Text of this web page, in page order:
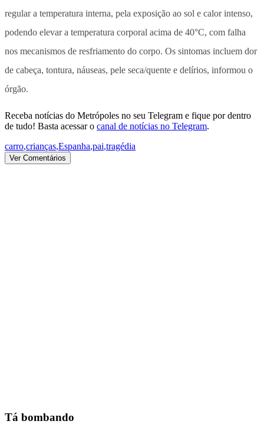
regular a temperatura interna, pela exposição ao sol e calor intenso,
podendo elevar a temperatura corporal acima de 40°C, com falha
nos mecanismos de resfriamento do corpo. Os sintomas incluem dor
de cabeça, tontura, náuseas, pele seca/quente e delírios, informou o
órgão.
Receba notícias do Metrópoles no seu Telegram e fique por dentro
de tudo! Basta acessar o canal de notícias no Telegram.
carro,crianças,Espanha,pai,tragédia
Ver Comentários
Tá bombando